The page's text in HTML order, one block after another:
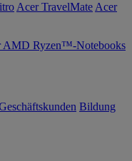
Acer TravelMate Acer
AMD Ryzen™-Notebooks
Bildung